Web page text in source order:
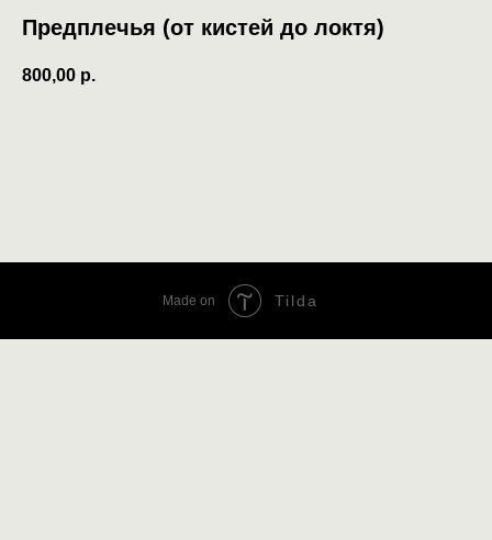
Предплечья (от кистей до локтя)
800,00 р.
Made on Tilda